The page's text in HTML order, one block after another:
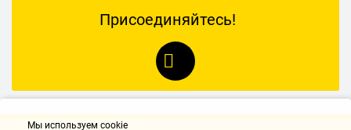
Присоединяйтесь!
Мы используем cookie